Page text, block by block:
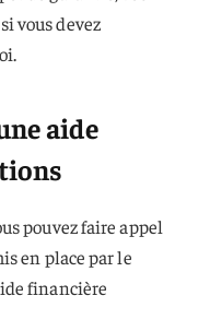
vous devez
aide
pouvez faire appel
en place par le
financière